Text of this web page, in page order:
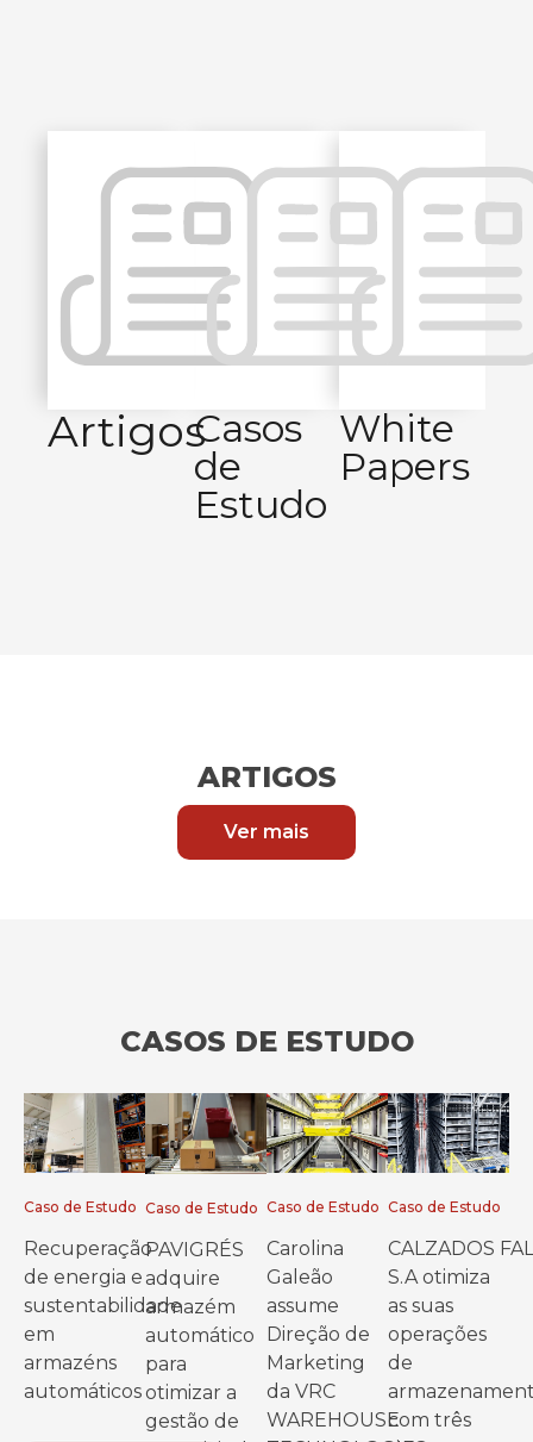
ArtigosCasos
de
Estudo
White
Papers
ARTIGOS
Ver mais
CASOS DE ESTUDO
Caso de Estudo
Recuperação
de energia e
sustentabilidade
em
armazéns
automáticos
Caso de Estudo
PAVIGRÉS
adquire
armazém
automático
para
otimizar a
gestão de
Caso de Estudo
Carolina
Galeão
assume
Direção de
Marketing
da VRC
WAREHOUSE
Caso de Estudo
CALZADOS FAL
S.A otimiza
as suas
operações
de
com três